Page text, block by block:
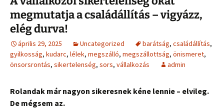
megmutatja a családállítás – vigyázz,
elég durva!
április 29, 2025 Uncategorized barátság, családállítás,
gyilkosság, kudarc, lélek, megszálló, megszállottság, önismeret,
önsorsrontás, sikertelenség, sors, vállalkozás admin
Rolandak már nagyon sikeresnek kéne lennie – elvileg.
De mégsem az.